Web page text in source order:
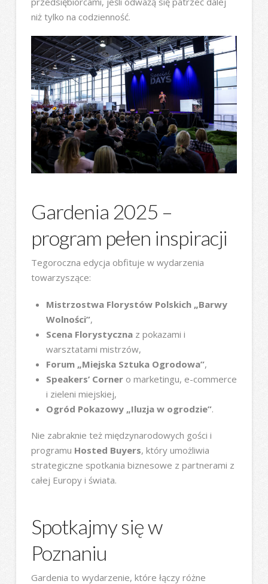
niż tylko na codzienność.
Gardenia 2025 –
program pełen inspiracji
Tegoroczna edycja obfituje w wydarzenia
towarzyszące:
Mistrzostwa Florystów Polskich „Barwy
Wolności”,
Scena Florystycznaz pokazami i
warsztatami mistrzów,
Forum „Miejska Sztuka Ogrodowa”,
Speakers’ Cornero marketingu, e-commerce
i zieleni miejskiej,
Ogród Pokazowy „Iluzja w ogrodzie”.
Nie zabraknie też międzynarodowych gości i
programu Hosted Buyers, który umożliwia
strategiczne spotkania biznesowe z partnerami z
całej Europy i świata.
Spotkajmy się w
Poznaniu
Gardenia to wydarzenie, które łączy różne